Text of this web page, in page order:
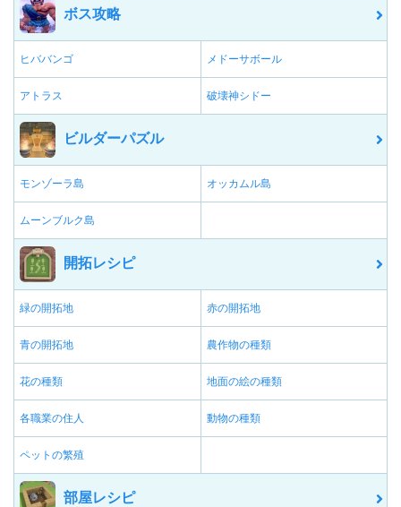
ボス攻略
ヒババンゴ メドーサボール
アトラス 破壊神シドー
ビルダーパズル
モンゾーラ島 オッカムル島
ムーンブルク島
開拓レシピ
緑の開拓地 赤の開拓地
青の開拓地 農作物の種類
花の種類 地面の絵の種類
各職業の住人 動物の種類
ペットの繁殖
部屋レシピ